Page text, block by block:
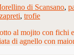
di Scansano,
, trofie
al mojito con fichi
di agnello con